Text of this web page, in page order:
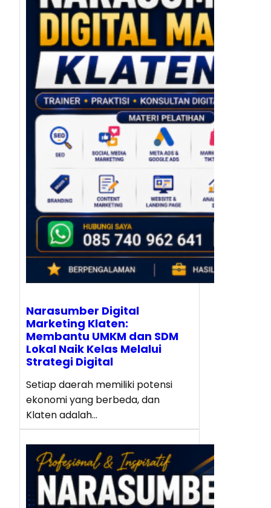
Narasumber Digital
Marketing Klaten:
Membantu UMKM dan SDM
Lokal Naik Kelas Melalui
Strategi Digital
Setiap daerah memiliki potensi
ekonomi yang berbeda, dan
Klaten adalah…